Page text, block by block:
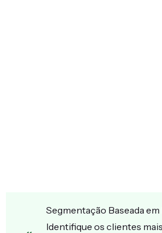
Segmentação Baseada em
Identifique os clientes